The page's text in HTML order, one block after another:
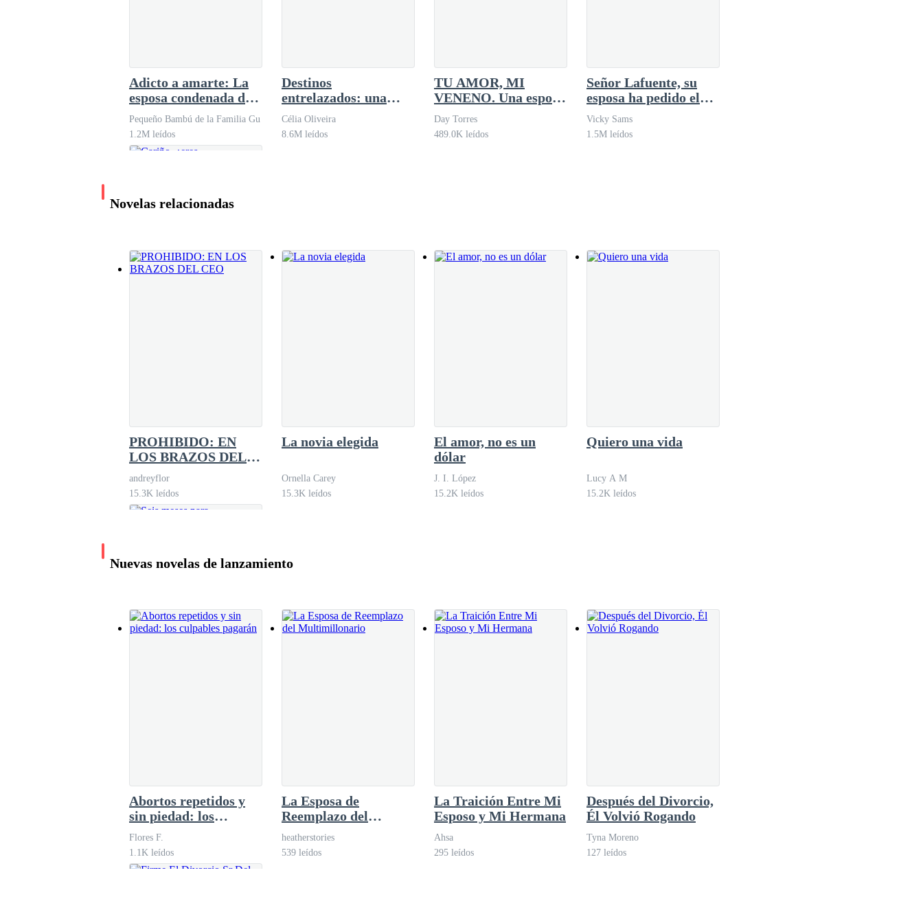
Adicto a amarte: La
esposa condenada del
Jefe paranoico y
dominante
Pequeño Bambú de la Familia Gu
1.2M leídos
Destinos
entrelazados: una
niñera en la hacienda
Célia Oliveira
8.6M leídos
TU AMOR, MI
VENENO. Una esposa
estéril para el
magnate
Day Torres
489.0K leídos
Señor Lafuente, su
esposa ha pedido el
divorcio hace tiempo
Vicky Sams
1.5M leídos
Novelas relacionadas
PROHIBIDO: EN
LOS BRAZOS DEL
CEO
andreyflor
15.3K leídos
La novia elegida
Ornella Carey
15.3K leídos
El amor, no es un
dólar
J. I. López
15.2K leídos
Quiero una vida
Lucy A M
15.2K leídos
Nuevas novelas de lanzamiento
Abortos repetidos y
sin piedad: los
culpables pagarán
Flores F.
1.1K leídos
La Esposa de
Reemplazo del
Multimillonario
heatherstories
539 leídos
La Traición Entre Mi
Esposo y Mi Hermana
Ahsa
295 leídos
Después del Divorcio,
Él Volvió Rogando
Tyna Moreno
127 leídos